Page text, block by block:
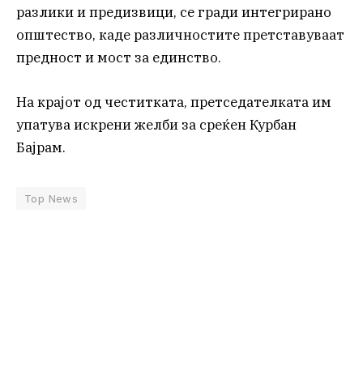
разлики и предизвици, се гради интегрирано
општество, каде различностите претставуваат
предност и мост за единство.
На крајот од честитката, претседателката им
упатува искрени желби за среќен Курбан
Бајрам.
Top News